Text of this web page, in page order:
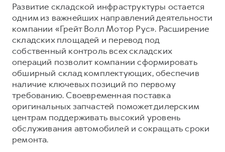
Развитие складской инфраструктуры остается
одним из важнейших направлений деятельности
компании «Грейт Волл Мотор Рус». Расширение
складских площадей и перевод под
собственный контроль всех складских
операций позволит компании сформировать
обширный склад комплектующих, обеспечив
наличие ключевых позиций по первому
требованию. Своевременная поставка
оригинальных запчастей поможет дилерским
центрам поддерживать высокий уровень
обслуживания автомобилей и сокращать сроки
ремонта.